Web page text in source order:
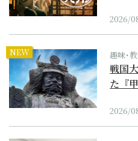
2026/
NEW 趣味･
戦国
た『
2026/